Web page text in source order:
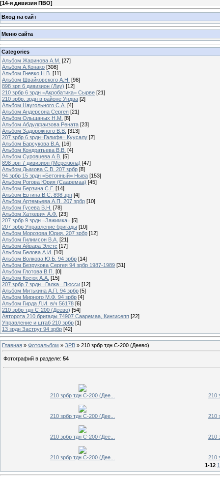
[14-я дивизия ПВО]
Вход на сайт
Меню сайта
Categories
Альбом Жаринова А.М. [27]
Альбом А.Конако [308]
Альбом Гневко Н.В. [11]
Альбом Швайковского А.Н. [98]
898 зрп 6 дивизион (Лиу) [12]
210 зрбр 6 зрдн =Акробатика= Сырве [21]
210 зрбр. зрдн в районе Ундва [2]
Альбом Наугольного С.А. [4]
Альбом Андерсона Сергея [21]
Альбом Ольшаных Н.М. [8]
Альбом Абдулфаизова Рената [23]
Альбом Задорожного В.В. [313]
207 зрбр 6 зрдн=Галифе= Куусалу [2]
Альбом Барсукова В.А. [16]
Альбом Кондратьева В.В. [4]
Альбом Суровцева А.В. [5]
898 зрп 7 дивизион (Мерекюла) [47]
Альбом Дымова С.В. 207 зрбр [8]
94 зрбр 15 зрдн =Бетонный= Ныва [153]
Альбом Рогова Юрия (Сааремаа) [45]
Альбом Берзина С.Г. [14]
Альбом Евтина В.С. 898 зрп [4]
Альбом Артемьева А.П. 207 зрбр [10]
Альбом Гусева В.Н. [78]
Альбом Хаткевич А.Ф. [23]
207 зрбр 9 зрдн =Зажимка= [5]
207 зрбр Управление бригады [10]
Альбом Морозова Юрия. 207 зрбр [12]
Альбом Гилимсон В.А. [21]
Альбом Айвара Элстс [17]
Альбом Белова А.И. [10]
Альбом Волкова Ю.Б. 94 зрбр [14]
Альбом Безрукова Сергея 94 зрбр 1987-1989 [31]
Альбом Глотова В.П. [0]
Альбом Косюк А.А. [15]
207 зрбр 7 зрдн =Галка= Пюсси [12]
Альбом Митькина А.П. 94 зрбр [5]
Альбом Мирного М.Ф. 94 зрбр [4]
Альбом Гирда Л.И. в/ч 56178 [6]
210 зрбр тдн С-200 (Деево) [54]
Авторота 210 бригады 74907 Сааремаа, Кингисепп [22]
Управление и штаб 210 зрбр [1]
13 зрдн Заструг 94 зрбр [42]
Главная » Фотоальбом » ЗРВ » 210 зрбр тдн С-200 (Деево)
Фотографий в разделе: 54
210 зрбр тдн С-200 (Дее... 210
210 зрбр тдн С-200 (Дее... 210
210 зрбр тдн С-200 (Дее... 210
210 зрбр тдн С-200 (Дее...
210
1-12